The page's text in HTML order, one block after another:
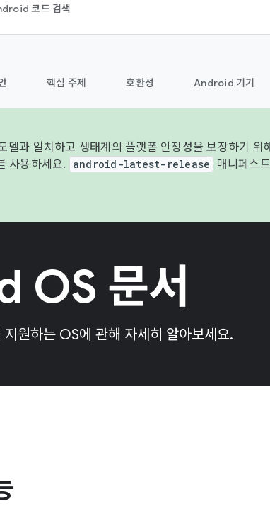
코드 검색
핵심 주제 호환성 Android 기기
델과 일치하고 생태계의 플랫폼 안정성을 보장하기
사용하세요. android-latest-release 매니페스
OS 문서
원하는 OS에 관해 자세히 알아보세요.